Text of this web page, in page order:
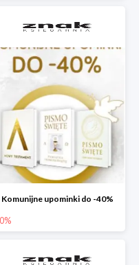
Komunijne upominki do -40%